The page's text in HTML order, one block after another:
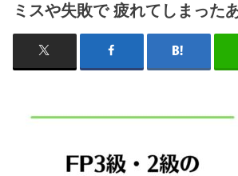
ミスや失敗で 疲れてしまった